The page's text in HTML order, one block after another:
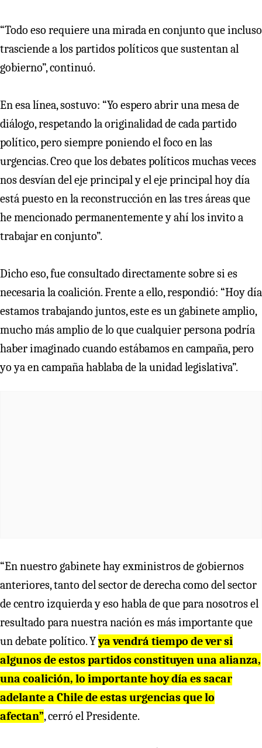
“Todo eso requiere una mirada en conjunto que incluso
trasciende a los partidos políticos que sustentan al
gobierno”, continuó.
En esa línea, sostuvo: “Yo espero abrir una mesa de
diálogo, respetando la originalidad de cada partido
político, pero siempre poniendo el foco en las
urgencias. Creo que los debates políticos muchas veces
nos desvían del eje principal y el eje principal hoy día
está puesto en la reconstrucción en las tres áreas que
he mencionado permanentemente y ahí los invito a
trabajar en conjunto”.
Dicho eso, fue consultado directamente sobre si es
necesaria la coalición. Frente a ello, respondió: “Hoy día
estamos trabajando juntos, este es un gabinete amplio,
mucho más amplio de lo que cualquier persona podría
haber imaginado cuando estábamos en campaña, pero
yo ya en campaña hablaba de la unidad legislativa”.
“En nuestro gabinete hay exministros de gobiernos
anteriores, tanto del sector de derecha como del sector
de centro izquierda y eso habla de que para nosotros el
resultado para nuestra nación es más importante que
un debate político. Yya vendrá tiempo de ver si
algunos de estos partidos constituyen una alianza,
una coalición, lo importante hoy día es sacar
adelante a Chile de estas urgencias que lo
afectan”, cerró el Presidente.